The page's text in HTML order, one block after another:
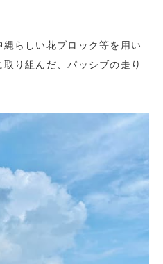
らしい花ブロック等を用い
り組んだ、パッシブの走り